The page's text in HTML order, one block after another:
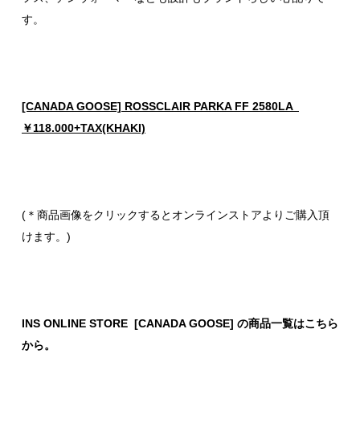
す。
[CANADA GOOSE] ROSSCLAIR PARKA FF 2580LA
￥118.000+TAX(KHAKI)
(＊商品画像をクリックするとオンラインストアよりご購入頂
けます。)
INS ONLINE STORE [CANADA GOOSE] の商品一覧はこちら
から。